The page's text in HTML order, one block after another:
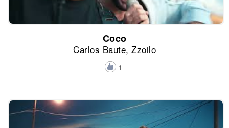
Coco
Carlos Baute, Zzoilo
1